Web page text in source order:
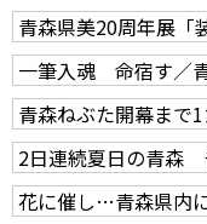
青森県美20周年展「
一筆入魂 命宿す／
青森ねぶた開幕まで
2日連続夏日の青森
花に催し…青森県内